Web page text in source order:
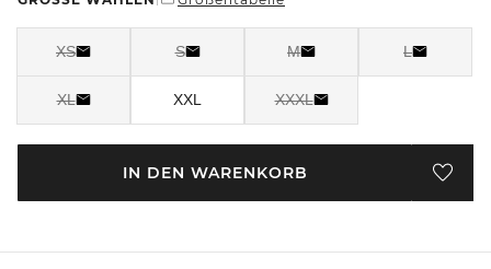
XS S M L
XL XXL XXXL
IN DEN WARENKORB